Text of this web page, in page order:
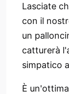
Lasciate
con il
un
catturerà
simpatico
È